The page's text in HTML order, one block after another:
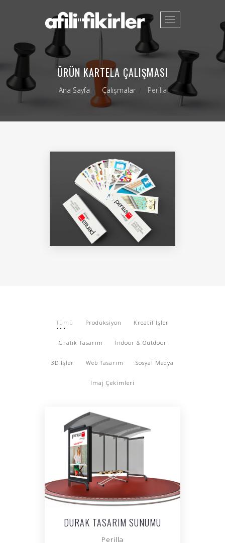
Toggle
ÜRÜN KARTELA ÇALIŞMASI
Ana Sayfa Çalışmalar Perilla
Tümü Prodüksiyon Kreatif İşler
Grafik Tasarım Indoor & Outdoor
3D İşler Web Tasarım Sosyal Medya
İmaj Çekimleri
DURAK TASARIM SUNUMU
Perilla